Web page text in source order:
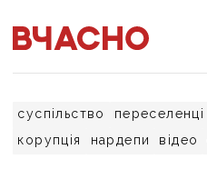
суспільство переселенці
корупція
нардепи відео